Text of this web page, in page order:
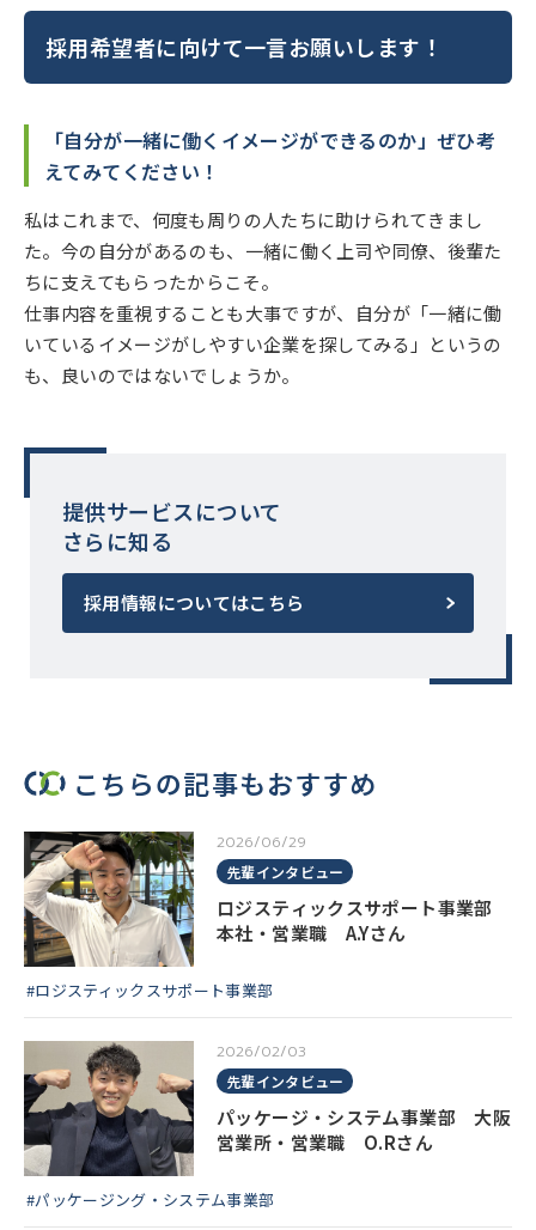
採用希望者に向けて一言お願いします！
「自分が一緒に働くイメージができるのか」ぜひ考
えてみてください！
私はこれまで、何度も周りの人たちに助けられてきまし
た。今の自分があるのも、一緒に働く上司や同僚、後輩た
ちに支えてもらったからこそ。
仕事内容を重視することも大事ですが、自分が「一緒に働
いているイメージがしやすい企業を探してみる」というの
も、良いのではないでしょうか。
提供サービスについて
さらに知る
採用情報についてはこちら
こちらの記事もおすすめ
2026/06/29
先輩インタビュー
ロジスティックスサポート事業部
本社・営業職 A.Yさん
#ロジスティックスサポート事業部
2026/02/03
先輩インタビュー
パッケージ・システム事業部 大阪
営業所・営業職 O.Rさん
#パッケージング・システム事業部